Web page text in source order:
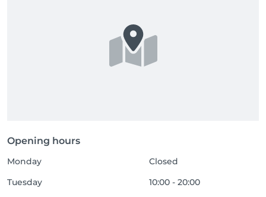
Opening hours
Monday
Closed
Tuesday
10:00 - 20:00